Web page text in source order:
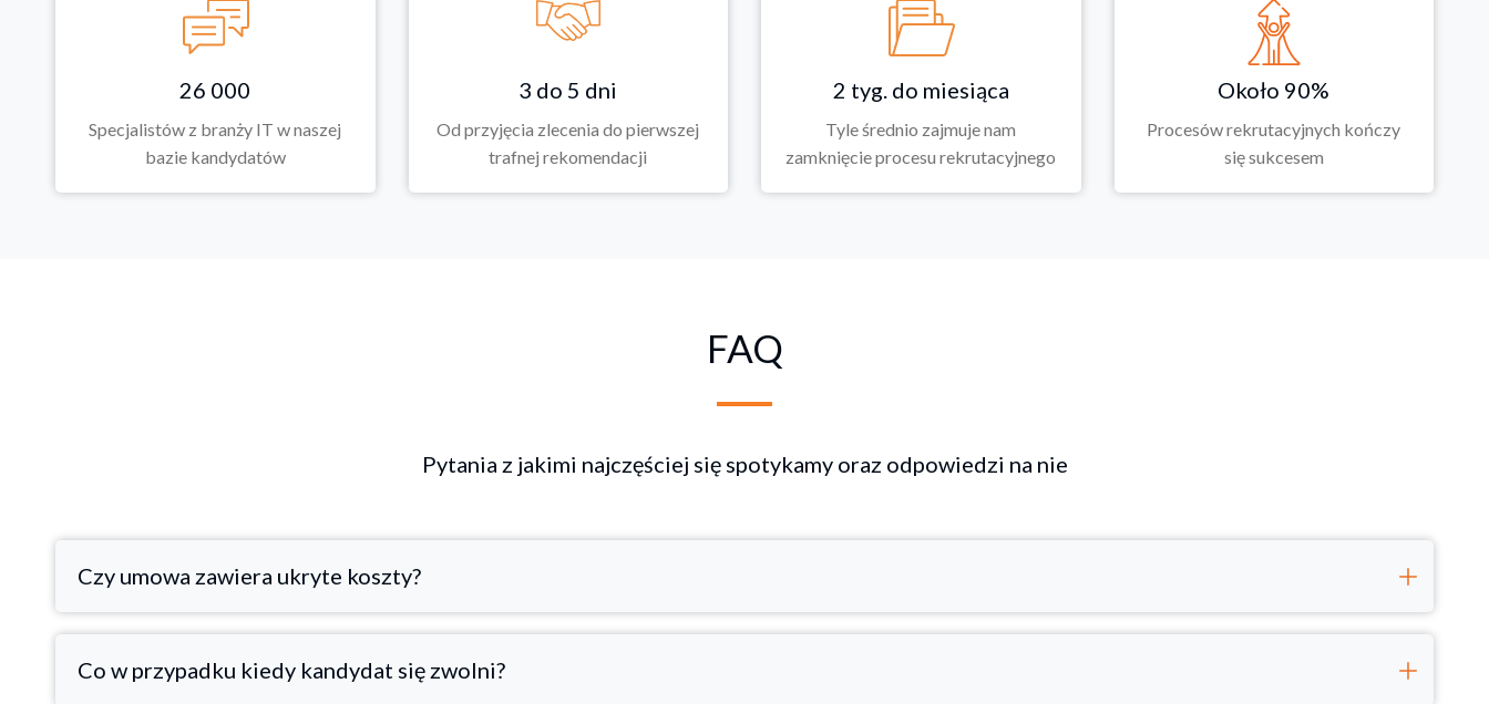
26 000
Specjalistów z branży IT w naszej
bazie kandydatów
3 do 5 dni
Od przyjęcia zlecenia do pierwszej
trafnej rekomendacji
2 tyg. do miesiąca
Tyle średnio zajmuje nam
zamknięcie procesu rekrutacyjnego
Około 90%
Procesów rekrutacyjnych kończy
się sukcesem
FAQ
Pytania z jakimi najczęściej się spotykamy oraz odpowiedzi na nie
Czy umowa zawiera ukryte koszty?
Co w przypadku kiedy kandydat się zwolni?